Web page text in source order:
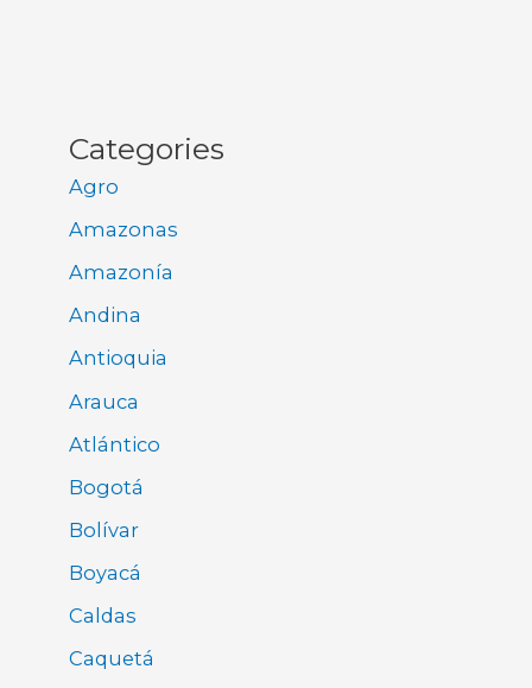
Categories
Agro
Amazonas
Amazonía
Andina
Antioquia
Arauca
Atlántico
Bogotá
Bolívar
Boyacá
Caldas
Caquetá